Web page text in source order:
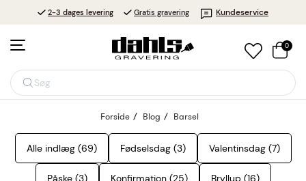
2-3 dages levering Gratis gravering Kundeservice
Søg
0
Forside Blog Barsel
Alle indlæg (69) Fødselsdag (3) Valentinsdag (7)
Påske (3) Konfirmation (25) Bryllup (16)